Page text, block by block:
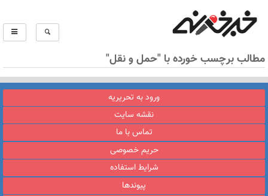
مطالب برچسب خورده با "حمل و نقل"
ورود به تحریریه
نقشه سایت
تماس با ما
حریم خصوصی
شرایط استفاده
پیوندها